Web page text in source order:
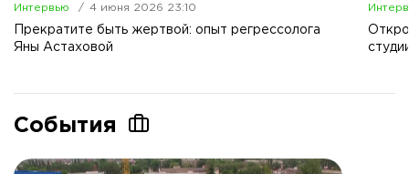
Интервью 4 июня 2026 23:10
Прекратите быть жертвой: опыт регрессолога
Яны Астаховой
События